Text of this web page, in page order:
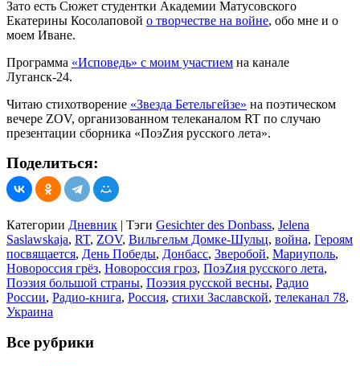
Зато есть Сюжет студентки Академии Матусовского
Екатерины Косолаповой о творчестве на войне, обо мне и о
моем Иване.
Программа «Исповедь» с моим участием на канале
Луганск-24.
Читаю стихотворение «Звезда Бетельгейзе» на поэтическом
вечере ZOV, организованном телеканалом RT по случаю
презентации сборника «ПоэZия русского лета».
Поделиться:
Категории Дневник | Тэги Gesichter des Donbass, Jelena
Saslawskaja, RT, ZOV, Вильгельм Домке-Шульц, война, Героям
посвящается, День Победы, Донбасс, Зверобой, Мариуполь,
Новороссия грёз, Новороссия гроз, ПоэZия русского лета,
Поэзия большой страны, Поэзия русской весны, Радио
России, Радио-книга, Россия, стихи Заславской, телеканал 78,
Украина
Все рубрики